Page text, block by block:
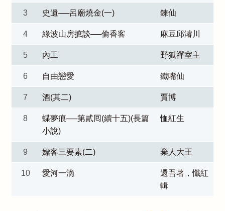
3 史遺──呂廟燒金(一) 鍊仙
4 綠波山房摭談──偷香客 麻豆邱濬川
5 內工 野狐禪室主
6 自由戀愛 鐵嘴仙
7 酒(其二) 賈博
8
蝶夢痕──第貳囘(續十五)(長篇
小說)
恤紅生
9 嫖客三要素(二) 棄人大王
10 愛河一滴
還吾著，懺紅
輯